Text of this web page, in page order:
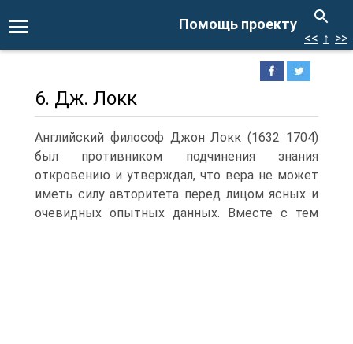
Помощь проекту
<< ↑ >>
6. Дж. Локк
Английский философ Джон Локк (1632 1704)
был противником подчинения знания
откровению и утверждал, что вера не может
иметь силу авторитета перед лицом ясных и
очевидных опытных данных. Вместе с тем